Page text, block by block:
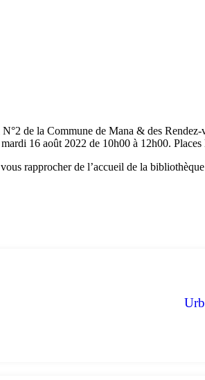
de la Commune de Mana & des
16 août 2022 de 10h00 à 12h00.
rapprocher de l’accueil de la